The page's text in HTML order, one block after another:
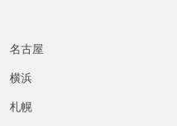
名古屋
横浜
札幌